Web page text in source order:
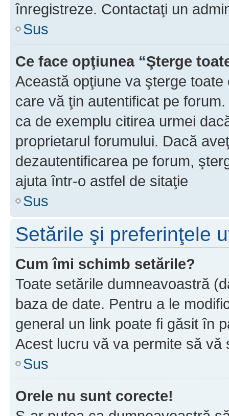
înregistreze. Contactaţi un
Sus
Ce face opţiunea “Şterge
Această opţiune va şterge
care vă ţin autentificat pe
ca de exemplu citirea urmei
proprietarul forumului. Dacă
dezautentificarea pe forum,
ajuta într-o astfel de sitaţie
Sus
Setările şi preferinţele
Cum îmi schimb setările?
Toate setările dumneavoastră
baza de date. Pentru a le
general un link poate fi găsit în
Acest lucru vă va permite să vă
Sus
Orele nu sunt corecte!